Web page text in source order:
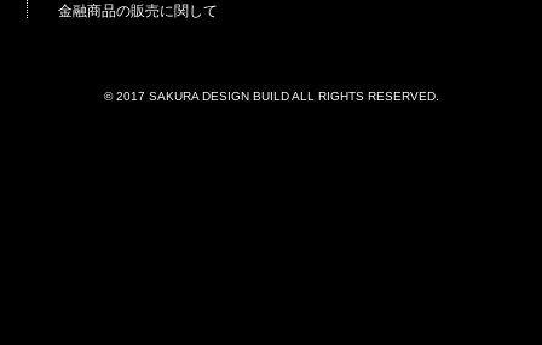
金融商品の販売に関して
© 2017 SAKURA DESIGN BUILD ALL RIGHTS RESERVED.